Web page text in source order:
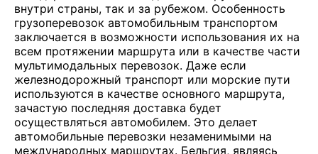
внутри страны, так и за рубежом. Особенность
грузоперевозок автомобильным транспортом
заключается в возможности использования их на
всем протяжении маршрута или в качестве части
мультимодальных перевозок. Даже если
железнодорожный транспорт или морские пути
используются в качестве основного маршрута,
зачастую последняя доставка будет
осуществляться автомобилем. Это делает
автомобильные перевозки незаменимыми на
международных маршрутах. Бельгия, являясь